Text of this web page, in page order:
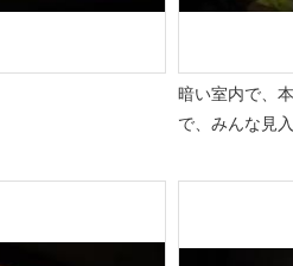
暗い室内で、
で、みんな見